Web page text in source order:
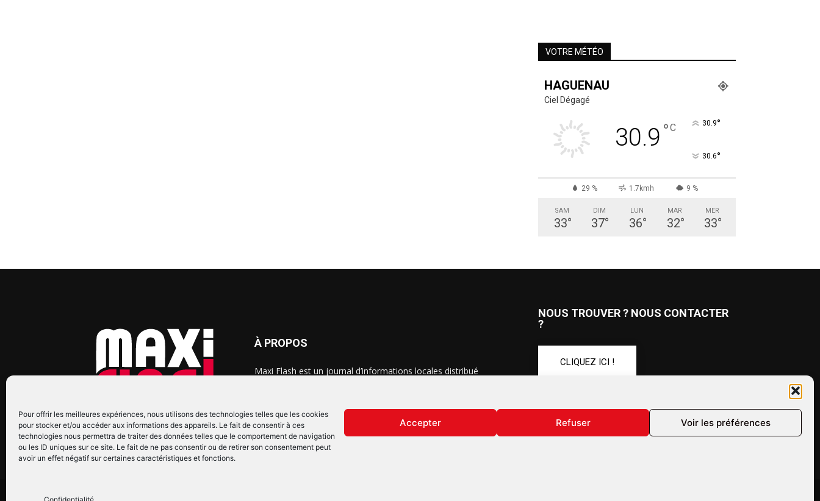
Pour offrir les meilleures expériences, nous utilisons des technologies telles que les cookies
pour stocker et/ou accéder aux informations des appareils. Le fait de consentir à ces
technologies nous permettra de traiter des données telles que le comportement de navigation
ou les ID uniques sur ce site. Le fait de ne pas consentir ou de retirer son consentement peut
avoir un effet négatif sur certaines caractéristiques et fonctions.
Accepter Refuser Voir les préférences
VOTRE MÉTÉO
HAGUENAU
Ciel Dégagé
30.9 °C 30.9°
30.6°
29 % 1.7kmh 9 %
SAM
33°
DIM
37°
LUN
36°
MAR
32°
MER
33°
À PROPOS
Maxi Flash est un journal d’informations locales distribué
2022, et à Colmar, Vignoble et Plaine depuis 2023.
NOUS TROUVER ? NOUS CONTACTER
?
CLIQUEZ ICI !